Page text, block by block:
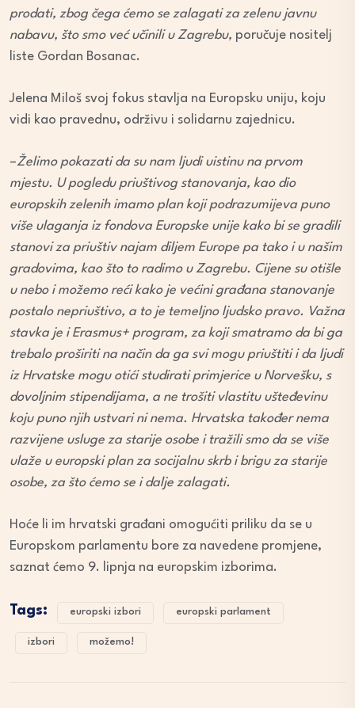
prodati, zbog čega ćemo se zalagati za zelenu javnu
nabavu, što smo već učinili u Zagrebu, poručuje nositelj
liste Gordan Bosanac.
Jelena Miloš svoj fokus stavlja na Europsku uniju, koju
vidi kao pravednu, održivu i solidarnu zajednicu.
–Želimo pokazati da su nam ljudi uistinu na prvom
mjestu. U pogledu priuštivog stanovanja, kao dio
europskih zelenih imamo plan koji podrazumijeva puno
više ulaganja iz fondova Europske unije kako bi se gradili
stanovi za priuštiv najam diljem Europe pa tako i u našim
gradovima, kao što to radimo u Zagrebu. Cijene su otišle
u nebo i možemo reći kako je većini građana stanovanje
postalo nepriuštivo, a to je temeljno ljudsko pravo. Važna
stavka je i Erasmus+ program, za koji smatramo da bi ga
trebalo proširiti na način da ga svi mogu priuštiti i da ljudi
iz Hrvatske mogu otići studirati primjerice u Norvešku, s
dovoljnim stipendijama, a ne trošiti vlastitu ušteđevinu
koju puno njih ustvari ni nema. Hrvatska također nema
razvijene usluge za starije osobe i tražili smo da se više
ulaže u europski plan za socijalnu skrb i brigu za starije
osobe, za što ćemo se i dalje zalagati.
Hoće li im hrvatski građani omogućiti priliku da se u
Europskom parlamentu bore za navedene promjene,
saznat ćemo 9. lipnja na europskim izborima.
Tags: europski izbori europski parlament
izbori možemo!